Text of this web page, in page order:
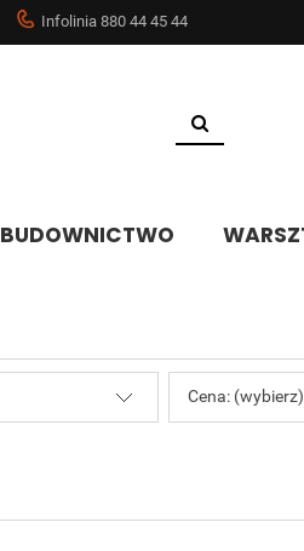
BUDOWNICTWO
Infolinia 880 44 45 44
Cena: (wybierz)